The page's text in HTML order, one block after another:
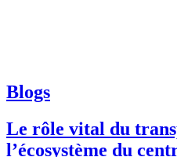
Blogs
Le rôle vital du
l’écosystème du